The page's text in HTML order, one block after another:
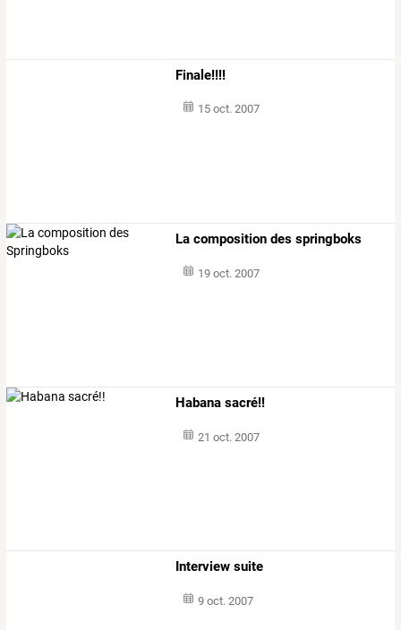
Finale!!!!
15 oct. 2007
La composition des springboks
19 oct. 2007
Habana sacré!!
21 oct. 2007
Interview suite
9 oct. 2007